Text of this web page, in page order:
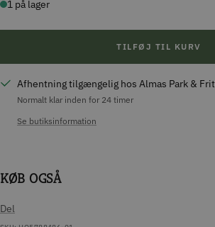
1 på lager
TILFØJ TIL KURV
Afhentning tilgængelig hos Almas Park &
Normalt klar inden for 24 timer
Se butiksinformation
KØB OGSÅ
Del